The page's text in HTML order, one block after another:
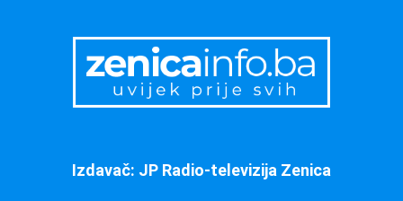
Izdavač: JP Radio-televizija Zenica